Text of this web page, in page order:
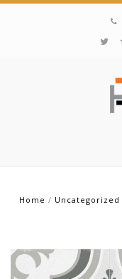
Home / Uncategorized